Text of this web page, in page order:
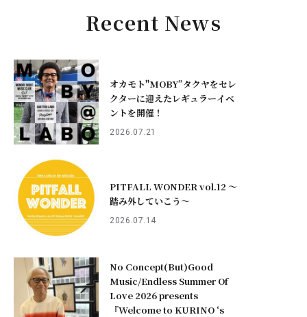
Recent News
オカモト"MOBY”タクヤをセレ
クターに迎えたレギュラーイベ
ントを開催！
2026.07.21
PITFALL WONDER vol.12 ～
踏み外していこう〜
2026.07.14
No Concept(But)Good
Music/Endless Summer Of
Love 2026 presents
『Welcome to KURINO ‘s